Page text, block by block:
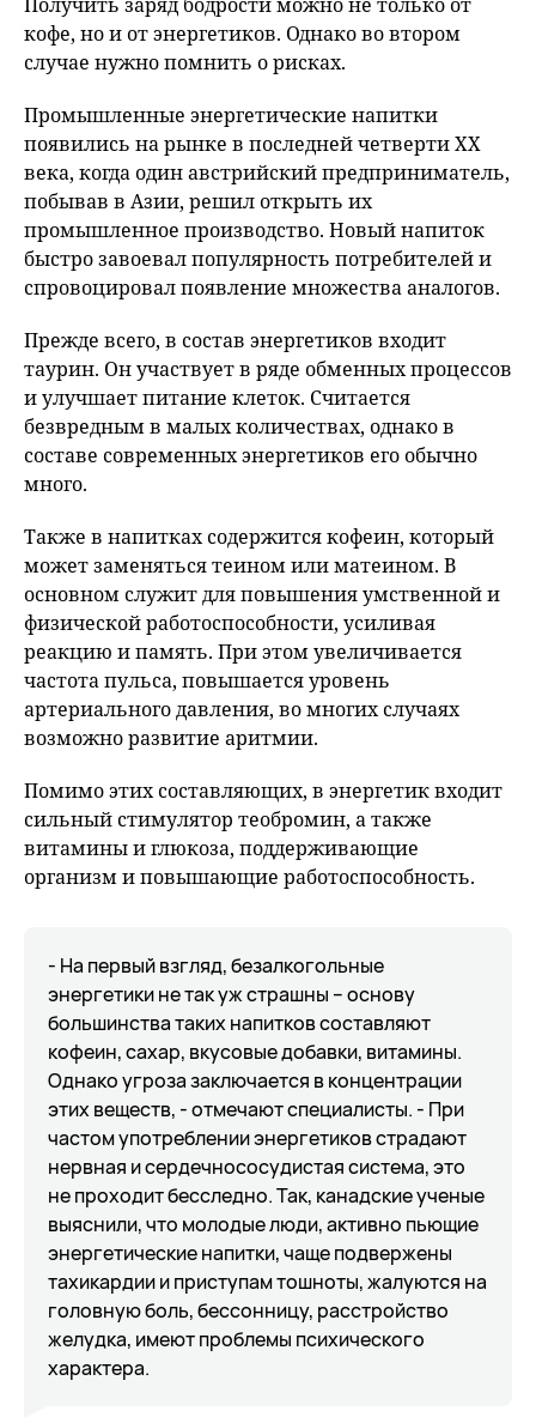
кофе, но и от энергетиков. Однако во втором
случае нужно помнить о рисках.
Промышленные энергетические напитки
появились на рынке в последней четверти XX
века, когда один австрийский предприниматель,
побывав в Азии, решил открыть их
промышленное производство. Новый напиток
быстро завоевал популярность потребителей и
спровоцировал появление множества аналогов.
Прежде всего, в состав энергетиков входит
таурин. Он участвует в ряде обменных процессов
и улучшает питание клеток. Считается
безвредным в малых количествах, однако в
составе современных энергетиков его обычно
много.
Также в напитках содержится кофеин, который
может заменяться теином или матеином. В
основном служит для повышения умственной и
физической работоспособности, усиливая
реакцию и память. При этом увеличивается
частота пульса, повышается уровень
артериального давления, во многих случаях
возможно развитие аритмии.
Помимо этих составляющих, в энергетик входит
сильный стимулятор теобромин, а также
витамины и глюкоза, поддерживающие
организм и повышающие работоспособность.
- На первый взгляд, безалкогольные
энергетики не так уж страшны – основу
большинства таких напитков составляют
кофеин, сахар, вкусовые добавки, витамины.
Однако угроза заключается в концентрации
этих веществ, - отмечают специалисты. - При
частом употреблении энергетиков страдают
нервная и сердечнососудистая система, это
не проходит бесследно. Так, канадские ученые
выяснили, что молодые люди, активно пьющие
энергетические напитки, чаще подвержены
тахикардии и приступам тошноты, жалуются на
головную боль, бессонницу, расстройство
желудка, имеют проблемы психического
характера.